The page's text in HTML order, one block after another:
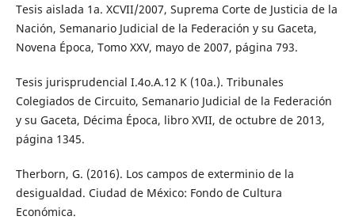
Tesis aislada 1a. XCVII/2007, Suprema Corte de Justicia de la
Nación, Semanario Judicial de la Federación y su Gaceta,
Novena Época, Tomo XXV, mayo de 2007, página 793.
Tesis jurisprudencial I.4o.A.12 K (10a.). Tribunales
Colegiados de Circuito, Semanario Judicial de la Federación
y su Gaceta, Décima Época, libro XVII, de octubre de 2013,
página 1345.
Therborn, G. (2016). Los campos de exterminio de la
desigualdad. Ciudad de México: Fondo de Cultura
Económica.